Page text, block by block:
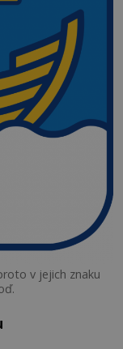
v jejich znaku